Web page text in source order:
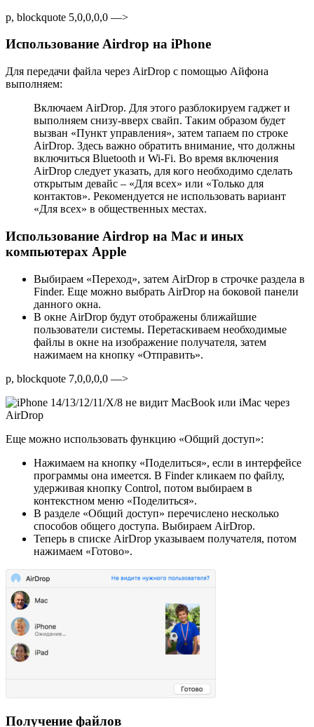
p, blockquote 5,0,0,0,0 —>
Использование Airdrop на iPhone
Для передачи файла через AirDrop с помощью Айфона
выполняем:
Включаем AirDrop. Для этого разблокируем гаджет и
выполняем снизу-вверх свайп. Таким образом будет
вызван «Пункт управления», затем тапаем по строке
AirDrop. Здесь важно обратить внимание, что должны
включиться Bluetooth и Wi-Fi. Во время включения
AirDrop следует указать, для кого необходимо сделать
открытым девайс – «Для всех» или «Только для
контактов». Рекомендуется не использовать вариант
«Для всех» в общественных местах.
Использование Airdrop на Mac и иных
компьютерах Apple
Выбираем «Переход», затем AirDrop в строчке раздела в
Finder. Еще можно выбрать AirDrop на боковой панели
данного окна.
В окне AirDrop будут отображены ближайшие
пользователи системы. Перетаскиваем необходимые
файлы в окне на изображение получателя, затем
нажимаем на кнопку «Отправить».
p, blockquote 7,0,0,0,0 —>
Еще можно использовать функцию «Общий доступ»:
Нажимаем на кнопку «Поделиться», если в интерфейсе
программы она имеется. В Finder кликаем по файлу,
удерживая кнопку Control, потом выбираем в
контекстном меню «Поделиться».
В разделе «Общий доступ» перечислено несколько
способов общего доступа. Выбираем AirDrop.
Теперь в списке AirDrop указываем получателя, потом
нажимаем «Готово».
Получение файлов